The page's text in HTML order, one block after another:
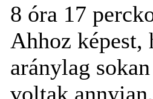
8 óra 17
Ahhoz képest,
aránylag
voltak